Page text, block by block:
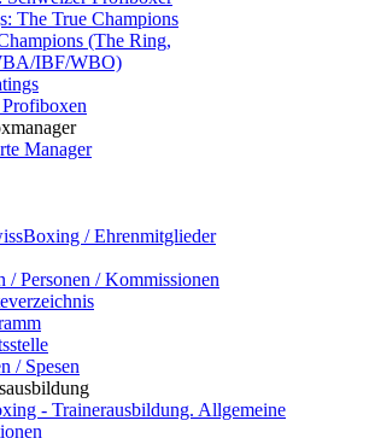
The True Champions
(The Ring,
IBF/WBO)
Manager
/ Ehrenmitglieder
/ Personen / Kommissionen
/ Spesen
- Trainerausbildung. Allgemeine